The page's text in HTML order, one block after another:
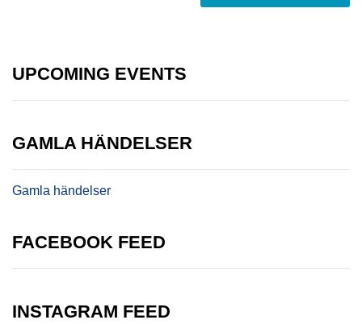
UPCOMING EVENTS
GAMLA HÄNDELSER
Gamla händelser
FACEBOOK FEED
INSTAGRAM FEED